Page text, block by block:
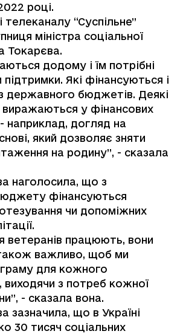
році.
“Суспільне”
міністра соціальної
Токарєва.
додому і їм потрібні
підтримки. Які фінансуються і
з державного бюджетів. Деякі
у фінансових
наприклад, догляд на
який дозволяє зняти
на родину”, - сказала
наголосила, що з
фінансуються
чи допоміжних
ветеранів працюють, вони
важливо, щоб ми
для кожного
виходячи з потреб кожної
- сказала вона.
зазначила, що в Україні
30 тисяч соціальних